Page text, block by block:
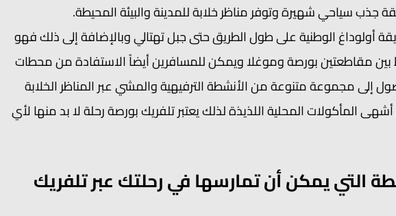
جذب سياحي شهيرة وتوفر مناظر خلابة للمدينة والبيئة المحيطة.
أولوداغ الوطنية على طول الطريق حتى جبل تهتالي وبالإضافة إلى ذلك فهو
بين مقاطعتين بورصة وموغلا ويمكن للمسافرين أيضاً الاستفادة من محطات
إلى مجموعة متنوعة من الأنشطة الترفيهية والمشي عبر المناظر الخلابة
المأكولات المحلية اللذيذة لذلك يعتبر تلفريك بورصة رحلة لا بد منها لأي
التي يمكن أن تمارسها في رحلتك عبر تلفريك